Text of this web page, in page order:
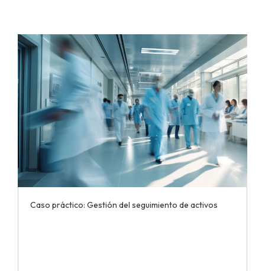
Caso práctico: Gestión del seguimiento de activos